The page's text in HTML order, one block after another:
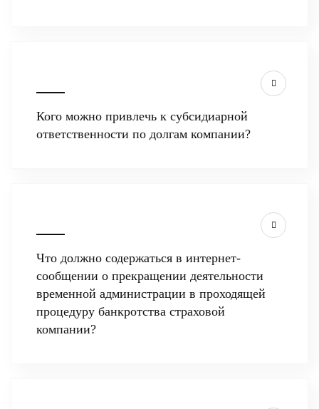
Кого можно привлечь к субсидиарной
ответственности по долгам компании?
Что должно содержаться в интернет-
сообщении о прекращении деятельности
временной администрации в проходящей
процедуру банкротства страховой
компании?